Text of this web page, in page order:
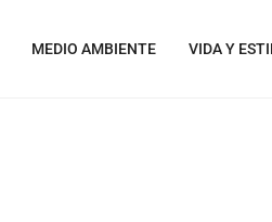
MEDIO AMBIENTE VIDA Y